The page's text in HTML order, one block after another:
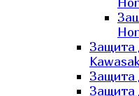
Защита
Защита
Защита